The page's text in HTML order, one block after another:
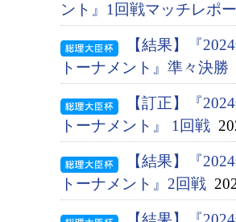
ント』1回戦マッチレポ
【結果】『
トーナメント』準々決勝
【訂正】『
トーナメント』 1回戦
【結果】『
トーナメント』2回戦